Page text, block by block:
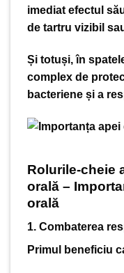
imediat efectul
de tartru vizibil
Și totuși, în
complex de
bacteriene și a
Rolurile-cheie
orală –
orală
1. Combaterea
Primul beneficiu